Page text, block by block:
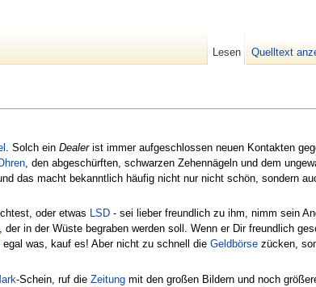
. Solch ein Dealerist immer aufgeschlossen neuen Kontakten
, den abgeschürften, schwarzen Zehennägeln und dem
das macht bekanntlich häufig nicht nur nicht schön, sondern
oder etwas LSD - sei lieber freundlich zu ihm, nimm sein
in der Wüste begraben werden soll. Wenn er Dir freundlich
egal was, kauf es! Aber nicht zu schnell die Geldbörse zücken,
-Schein, ruf die Zeitung mit den großen Bildern und noch
Lesen Quelltext